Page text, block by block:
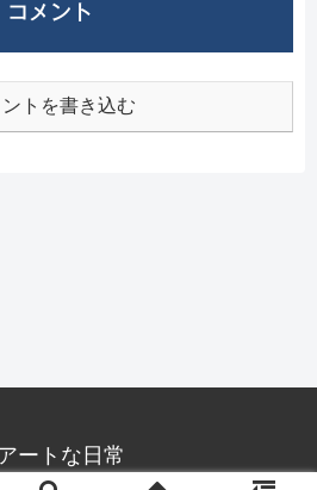
コメント
ントを書き込む
ートな日常